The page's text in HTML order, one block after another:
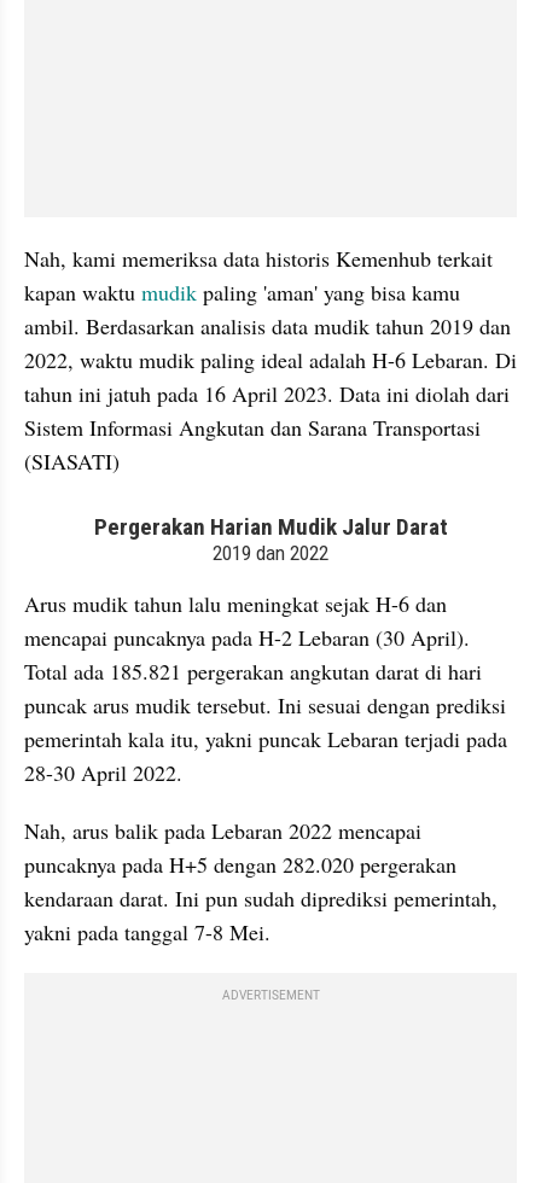
Nah, kami memeriksa data historis Kemenhub terkait
kapan waktu mudik paling 'aman' yang bisa kamu
ambil. Berdasarkan analisis data mudik tahun 2019 dan
2022, waktu mudik paling ideal adalah H-6 Lebaran. Di
tahun ini jatuh pada 16 April 2023. Data ini diolah dari
Sistem Informasi Angkutan dan Sarana Transportasi
(SIASATI)
embed from external kumparan
Arus mudik tahun lalu meningkat sejak H-6 dan
mencapai puncaknya pada H-2 Lebaran (30 April).
Total ada 185.821 pergerakan angkutan darat di hari
puncak arus mudik tersebut. Ini sesuai dengan prediksi
pemerintah kala itu, yakni puncak Lebaran terjadi pada
28-30 April 2022.
Nah, arus balik pada Lebaran 2022 mencapai
puncaknya pada H+5 dengan 282.020 pergerakan
kendaraan darat. Ini pun sudah diprediksi pemerintah,
yakni pada tanggal 7-8 Mei.
ADVERTISEMENT